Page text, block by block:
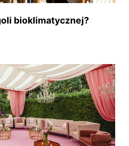
bioklimatycznej?